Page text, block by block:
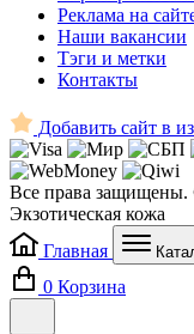
Реклама на
Наши вакансии
Тэги и метки
Контакты
Добавить сайт в
Все права защищены.
Экзотическая кожа
Главная
0 Корзина